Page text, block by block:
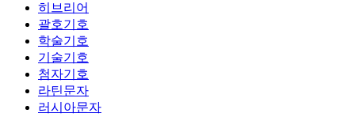
히브리어
괄호기호
학술기호
기술기호
첨자기호
라틴문자
러시아문자